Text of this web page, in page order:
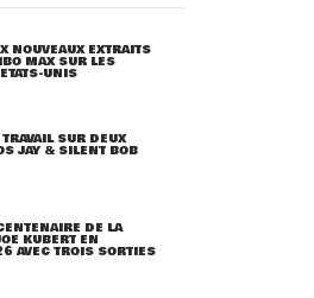
NOUVEAUX EXTRAITS
MAX SUR LES
UNIS
SUR DEUX
JAY & SILENT BOB
DE LA
KUBERT EN
AVEC TROIS SORTIES